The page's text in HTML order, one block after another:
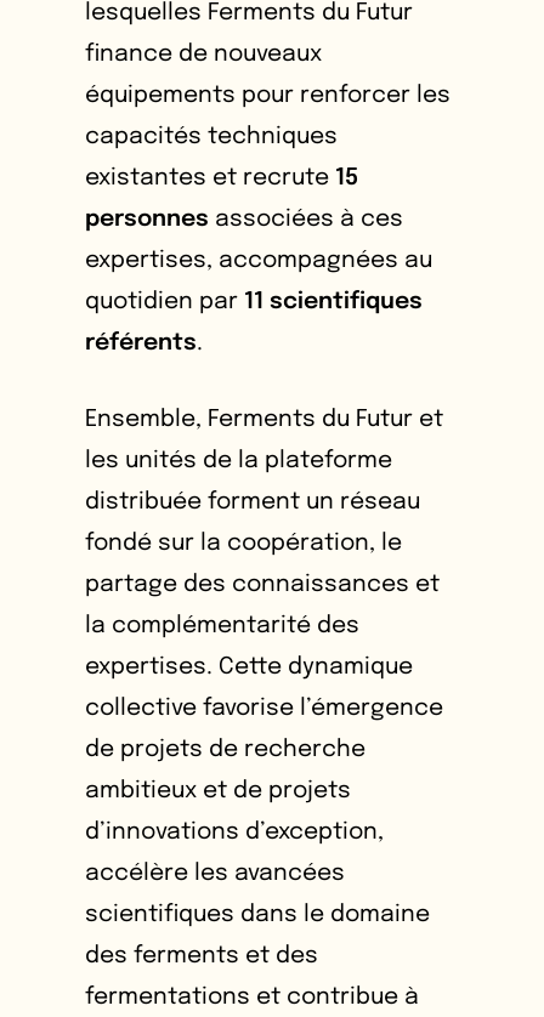
lesquelles Ferments du Futur
finance de nouveaux
équipements pour renforcer les
capacités techniques
existantes et recrute 15
personnes associées à ces
expertises, accompagnées au
quotidien par 11 scientifiques
référents.
Ensemble, Ferments du Futur et
les unités de la plateforme
distribuée forment un réseau
fondé sur la coopération, le
partage des connaissances et
la complémentarité des
expertises. Cette dynamique
collective favorise l’émergence
de projets de recherche
ambitieux et de projets
d’innovations d’exception,
accélère les avancées
scientifiques dans le domaine
des ferments et des
fermentations et contribue à